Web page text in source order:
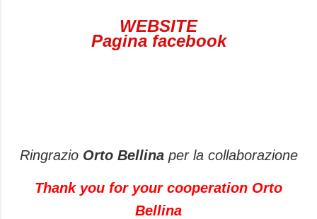
WEBSITE
Pagina facebook
RingrazioOrto Bellinaper la collaborazione
Thank you for your cooperation Orto
Bellina